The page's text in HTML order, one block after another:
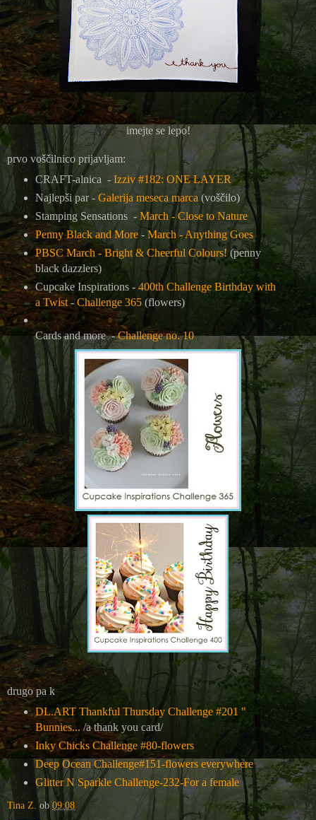
imejte se lepo!
prvo voščilnico prijavljam:
CRAFT-alnica - Izziv #182: ONE LAYER
Najlepši par - Galerija meseca marca (voščilo)
Stamping Sensations - March - Close to Nature
Penny Black and More- March - Anything Goes
PBSC March - Bright & Cheerful Colours!(penny
black dazzlers)
Cupcake Inspirations - 400th Challenge Birthday with
a Twist- Challenge 365(flowers)
Cards and more -Challenge no. 10
drugo pa k
DL.ART Thankful Thursday Challenge #201 "
Bunnies... /a thank you card/
Inky Chicks Challenge #80-flowers
Deep Ocean Challenge#151-flowers everywhere
Glitter N Sparkle Challenge-232-For a female
Tina Z. ob09:08